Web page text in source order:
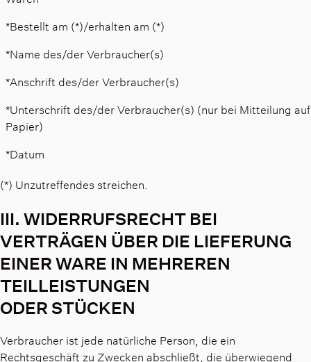
*Bestellt am (*)/erhalten am (*)
*Name des/der Verbraucher(s)
*Anschrift des/der Verbraucher(s)
*Unterschrift des/der Verbraucher(s) (nur bei Mitteilung auf
Papier)
*Datum
(*) Unzutreffendes streichen.
III. WIDERRUFSRECHT BEI
VERTRÄGEN ÜBER DIE LIEFERUNG
EINER WARE IN MEHREREN
TEILLEISTUNGEN
ODER STÜCKEN
Verbraucher ist jede natürliche Person, die ein
Rechtsgeschäft zu Zwecken abschließt, die überwiegend